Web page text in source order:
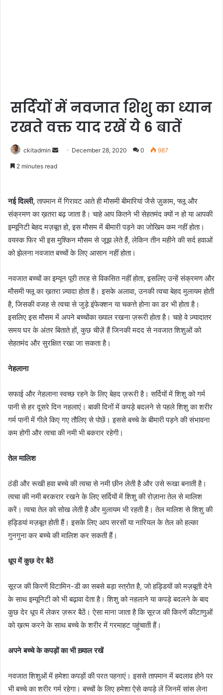
सर्दियों में नवजात शिशु का ध्यान
रखते वक्त याद रखें ये 6 बातें
ckitadmin
Send December 28, 2020 0 987
2 minutes read
नई दिल्ली,तापमान में गिरावट आते ही मौसमी बीमारियां जैसे ज़ुकाम, फ्लू और
संक्रमण का ख़तरा बढ़ जाता है। चाहे आप कितने भी सेहतमंद क्यों न हो या आपकी
इम्यूनिटी बेहद मज़बूत हो, इस मौसम में बीमारी पड़ने का जोखिम कम नहीं होता।
वयस्क फिर भी इस मुश्किन मौसम से जूझ लेते हैं, लेकिन तीन महीने की सर्द हवाओं
को झेलना नवजात बच्चों के लिए आसान नहीं होता।
नवजात बच्चों का इम्यून पूरी तरह से विकसित नहीं होता, इसलिए उन्हें संक्रमण और
मौसमी फ्लू का ख़तरा ज़्यादा होता है। इसके अलावा, उनकी त्वचा बेहद मुलायम होती
है, जिसकी वजह से त्वचा से जुड़े इंफेक्शन या चकत्ते होना का डर भी होता है।
इसलिए इस मौसम में अपने बच्चोंका ख्याल रखना ज़रूरी होता है। चाहे वे ज़्यादातर
समय घर के अंतर बिताते हों, कुछ चीज़ें हैं जिनकी मदद से नवजात शिशुओं को
सेहतमंद और सुरक्षित रखा जा सकता है।
नेहलाना
सफाई और नेहलाना स्वच्छ रहने के लिए बेहद ज़रूरी है। सर्दियों में शिशु को गर्म
पानी से हर दूसरे दिन नहलाएं। बाकी दिनों में कपड़े बदलने से पहले शिशु का शरीर
गर्म पानी में गीले किए गए तौलिए से पोछें। इससे बच्चे के बीमारी पड़ने की संभावना
कम होगी और त्वचा की नमी भी बकरार रहेगी।
तेल मालिश
ठंडी और रूखी हवा बच्चे की त्वचा से नमी छीन लेती है और उसे रूखा बनाती है।
त्वचा की नमी बरकरार रखने के लिए सर्दियों में शिशु की रोज़ाना तेल से मालिश
करें। त्वचा तेल को सोख लेती है और मुलायम भी रहती है। तेल मालिश से शिशु की
हड्डियां मज़बूत होती हैं। इसके लिए आप सरसों या नारियल के तेल को हल्का
गुनगुना कर बच्चे की मालिश कर सकती हैं।
धूप में कुछ देर बैठें
सूरज की किरणें विटामिन-डी का सबसे बड़ा स्त्रोत है, जो हड्डियों को मज़बूती देने
के साथ इम्यूनिटी को भी बढ़ावा देता है। शिशु को नहलाने या कपड़े बदलने के बाद
कुछ देर धूप में लेकर ज़रूर बैठें। ऐसा माना जाता है कि सूरज की किरणें कीटाणुओं
को ख़त्म करने के साथ बच्चे के शरीर में गरमाहट पहुंचाती हैं।
अपने बच्चे के कपड़ों का भी ख़्याल रखें
नवजात शिशुओं में हमेशा कपड़ों की परत पहनाएं। इससे तापमान में बदलाव होने पर
भी बच्चे का शरीर गर्म रहेगा। बच्चों के लिए हमेशा ऐसे कपड़े लें जिनमें सांस लेना